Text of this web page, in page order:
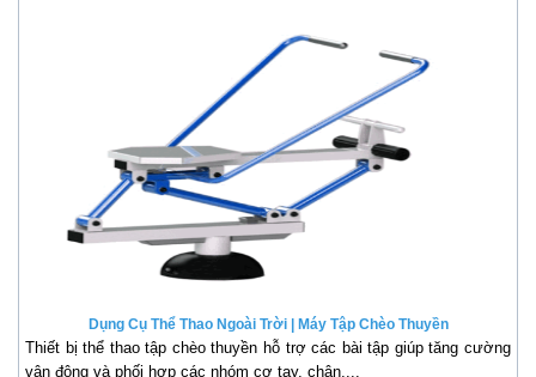
Dụng Cụ Thể Thao Ngoài Trời | Máy Tập Chèo Thuyền
Thiết bị thể thao tập chèo thuyền hỗ trợ các bài tập giúp tăng cường
vận động và phối hợp các nhóm cơ tay, chân,...